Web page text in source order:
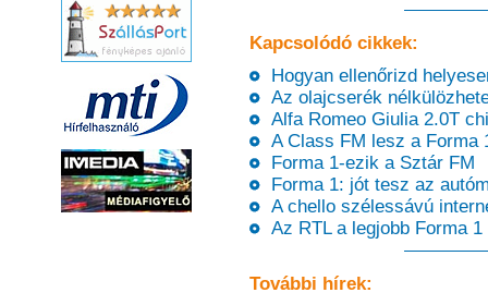
Kapcsolódó cikkek:
Hogyan ellenőrizd
Az olajcserék
Alfa Romeo Giulia 2.0T
A Class FM lesz a Forma
Forma 1-ezik a Sztár FM
Forma 1: jót tesz az
A chello szélessávú
Az RTL a legjobb Forma 1
További hírek: